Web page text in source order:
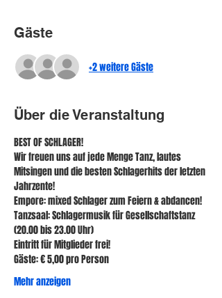
Gäste
+2 weitere Gäste
Über die Veranstaltung
BEST OF SCHLAGER!
Wir freuen uns auf jede Menge Tanz, lautes
Mitsingen und die besten Schlagerhits der letzten
Jahrzente!
Empore: mixed Schlager zum Feiern & abdancen!
Tanzsaal: Schlagermusik für Gesellschaftstanz
(20.00 bis 23.00 Uhr)
Eintritt für Mitglieder frei!
Gäste: € 5,00 pro Person
Mehr anzeigen